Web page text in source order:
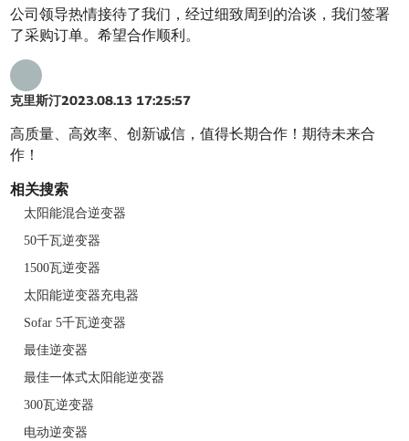
公司领导热情接待了我们，经过细致周到的洽谈，我们签署
了采购订单。希望合作顺利。
克里斯汀2023.08.13 17:25:57
高质量、高效率、创新诚信，值得长期合作！期待未来合
作！
相关搜索
太阳能混合逆变器
50千瓦逆变器
1500瓦逆变器
太阳能逆变器充电器
Sofar 5千瓦逆变器
最佳逆变器
最佳一体式太阳能逆变器
300瓦逆变器
电动逆变器